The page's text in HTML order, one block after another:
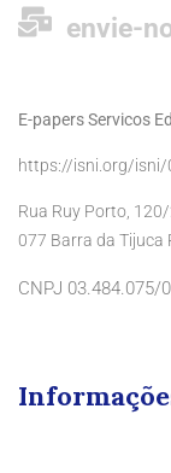
envie-
E-papers Servicos
https://isni.org/
Rua Ruy Porto,
077 Barra da Tijuca
CNPJ 03.484.075/